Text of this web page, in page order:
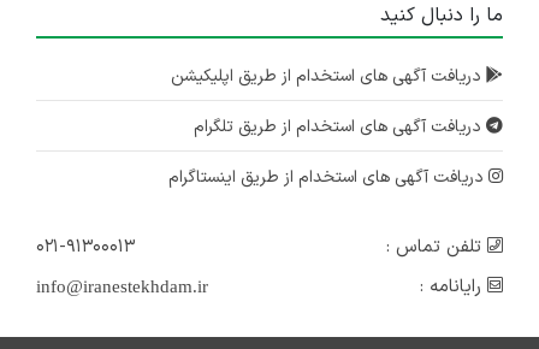
ما را دنبال کنید
دریافت آگهی های استخدام از طریق اپلیکیشن
دریافت آگهی های استخدام از طریق تلگرام
دریافت آگهی های استخدام از طریق اینستاگرام
تلفن تماس :
۰۲۱-۹۱۳۰۰۰۱۳
رایانامه :
info@iranestekhdam.ir